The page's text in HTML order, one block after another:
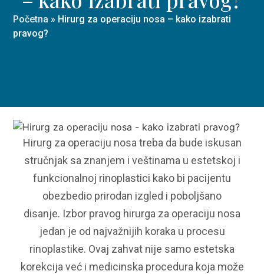
Početna » Hirurg za operaciju nosa – kako izabrati
pravog?
Hirurg za operaciju nosa treba da bude iskusan
stručnjak sa znanjem i veštinama u estetskoj i
funkcionalnoj rinoplastici kako bi pacijentu
obezbedio prirodan izgled i poboljšano
disanje. Izbor pravog hirurga za operaciju nosa
jedan je od najvažnijih koraka u procesu
rinoplastike. Ovaj zahvat nije samo estetska
korekcija već i medicinska procedura koja može